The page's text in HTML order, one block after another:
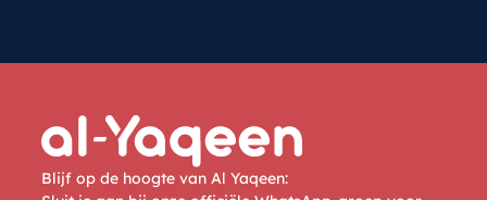
Blijf op de hoogte van Al Yaqeen: